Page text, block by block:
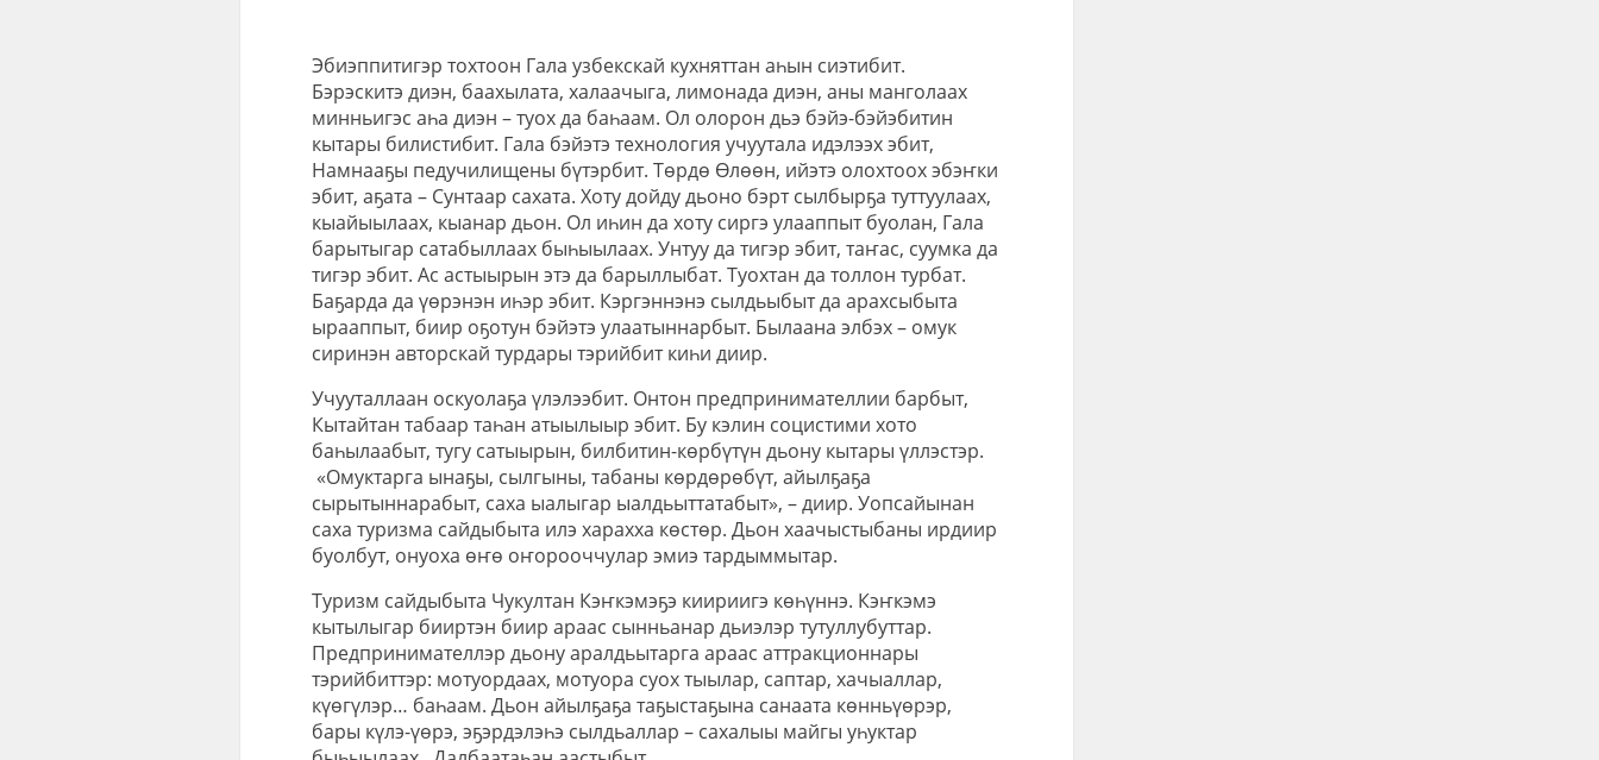
Эбиэппитигэр тохтоон Гала узбекскай кухняттан аһын сиэтибит.
Бэрэскитэ диэн, баахылата, халаачыга, лимонада диэн, аны манголаах
минньигэс аһа диэн – туох да баһаам. Ол олорон дьэ бэйэ-бэйэбитин
кытары билистибит. Гала бэйэтэ технология учуутала идэлээх эбит,
Намнааҕы педучилищены бүтэрбит. Төрдө Өлөөн, ийэтэ олохтоох эбэҥки
эбит, аҕата – Сунтаар сахата. Хоту дойду дьоно бэрт сылбырҕа туттуулаах,
кыайыылаах, кыанар дьон. Ол иһин да хоту сиргэ улааппыт буолан, Гала
барытыгар сатабыллаах быһыылаах. Унтуу да тигэр эбит, таҥас, суумка да
тигэр эбит. Ас астыырын этэ да барыллыбат. Туохтан да толлон турбат.
Баҕарда да үөрэнэн иһэр эбит. Кэргэннэнэ сылдьыбыт да арахсыбыта
ырааппыт, биир оҕотун бэйэтэ улаатыннарбыт. Былаана элбэх – омук
сиринэн авторскай турдары тэрийбит киһи диир.
Учууталлаан оскуолаҕа үлэлээбит. Онтон предпринимателлии барбыт,
Кытайтан табаар таһан атыылыыр эбит. Бу кэлин социстими хото
баһылаабыт, тугу сатыырын, билбитин-көрбүтүн дьону кытары үллэстэр.
«Омуктарга ынаҕы, сылгыны, табаны көрдөрөбүт, айылҕаҕа
сырытыннарабыт, саха ыалыгар ыалдьыттатабыт», – диир. Уопсайынан
саха туризма сайдыбыта илэ харахха көстөр. Дьон хаачыстыбаны ирдиир
буолбут, онуоха өҥө оҥорооччулар эмиэ тардыммытар.
Туризм сайдыбыта Чукултан Кэҥкэмэҕэ киириигэ көһүннэ. Кэҥкэмэ
кытылыгар бииртэн биир араас сынньанар дьиэлэр тутуллубуттар.
Предпринимателлэр дьону аралдьытарга араас аттракционнары
тэрийбиттэр: мотуордаах, мотуора суох тыылар, саптар, хачыаллар,
күөгүлэр… баһаам. Дьон айылҕаҕа таҕыстаҕына санаата көнньүөрэр,
бары күлэ-үөрэ, эҕэрдэлэһэ сылдьаллар – сахалыы майгы уһуктар